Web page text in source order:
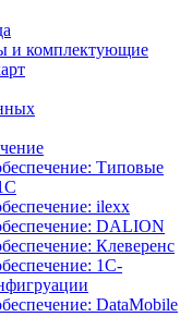
и комплектующие
Типовые
ilexx
DALION
Клеверенс
1С-
DataMobile